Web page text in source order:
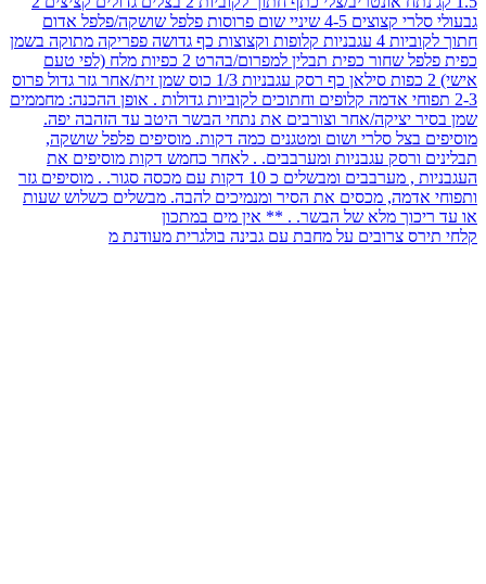
קלחי תירס צרובים על מחבת עם גבינה בולגרית מעודנת מ